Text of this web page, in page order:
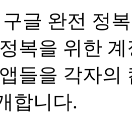
구글 완전 정
복을 위한
들을 각자의
합니다.